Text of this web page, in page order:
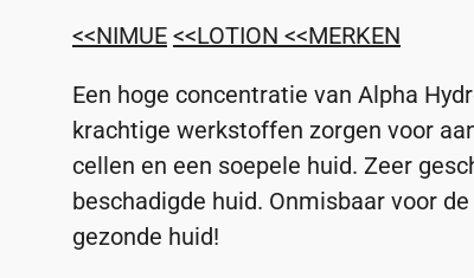
<<NIMUE <<LOTION <<MERKEN
Een hoge concentratie van Alpha
krachtige werkstoffen zorgen voor
cellen en een soepele huid. Zeer
beschadigde huid. Onmisbaar voor
gezonde huid!